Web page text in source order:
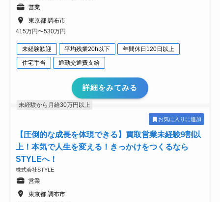
営業
東京都 調布市
415万円〜530万円
未経験歓迎 平均残業20h以下
年間休日120日以上
住宅手当
通勤交通費支給
詳細をみてみる
未経験から月給30万円以上
お気に入りに追加
【圧倒的な成長を体現できる】買取営業未経験9割以
上！本気で人生を変える！きっかけをつくるなら
STYLEへ！
株式会社STYLE
営業
東京都 調布市